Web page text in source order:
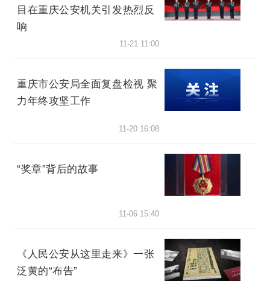
目在重庆公安机关引发热烈反
响
11-21 11:00
重庆市公安局全面复盘检视 聚
力年终攻坚工作
11-20 16:08
“奖章”背后的故事
11-06 15:40
《人民公安从这里走来》一张
泛黄的“布告”